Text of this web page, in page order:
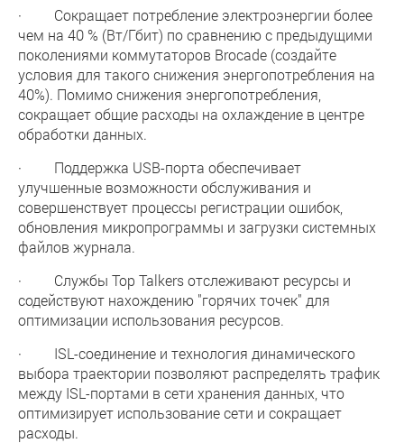
· Сокращает потребление электроэнергии более
чем на 40 % (Вт/Гбит) по сравнению с предыдущими
поколениями коммутаторов Brocade (создайте
условия для такого снижения энергопотребления на
40%). Помимо снижения энергопотребления,
сокращает общие расходы на охлаждение в центре
обработки данных.
· Поддержка USB-порта обеспечивает
улучшенные возможности обслуживания и
совершенствует процессы регистрации ошибок,
обновления микропрограммы и загрузки системных
файлов журнала.
· Службы Top Talkers отслеживают ресурсы и
содействуют нахождению "горячих точек" для
оптимизации использования ресурсов.
· ISL-соединение и технология динамического
выбора траектории позволяют распределять трафик
между ISL-портами в сети хранения данных, что
оптимизирует использование сети и сокращает
расходы.